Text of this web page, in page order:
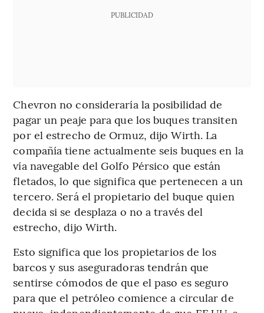
PUBLICIDAD
Chevron no consideraría la posibilidad de
pagar un peaje para que los buques transiten
por el estrecho de Ormuz, dijo Wirth. La
compañía tiene actualmente seis buques en la
vía navegable del Golfo Pérsico que están
fletados, lo que significa que pertenecen a un
tercero. Será el propietario del buque quien
decida si se desplaza o no a través del
estrecho, dijo Wirth.
Esto significa que los propietarios de los
barcos y sus aseguradoras tendrán que
sentirse cómodos de que el paso es seguro
para que el petróleo comience a circular de